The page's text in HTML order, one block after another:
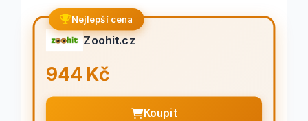
Nejlepší cena
Zoohit.cz
944 Kč
Koupit